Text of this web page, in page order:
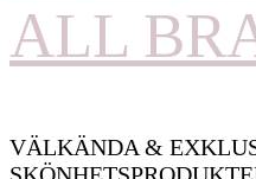
ALL
VÄLKÄNDA &